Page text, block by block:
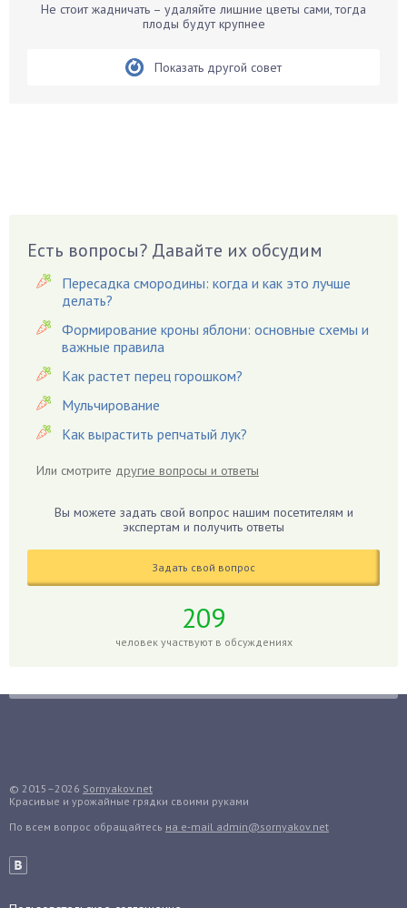
Бирючина
Вишня
Вредители
Гардения
Гацания
Гвоздики
Георгины
Герань
Гиацинт
Гиппеаструм
Годжи
Голубика
Гуава
Гузмания
Дайкон
Не стоит жадничать – удаляйте лишние цветы сами, тогда
плоды будут крупнее
Показать другой совет
Есть вопросы? Давайте их обсудим
Пересадка смородины: когда и как это лучше
делать?
Формирование кроны яблони: основные схемы и
важные правила
Как растет перец горошком?
Мульчирование
Как вырастить репчатый лук?
Или смотрите другие вопросы и ответы
Вы можете задать свой вопрос нашим посетителям и
экспертам и получить ответы
Задать свой вопрос
209
человек участвуют в обсуждениях
© 2015–2026 Sornyakov.net
Красивые и урожайные грядки своими руками
По всем вопрос обращайтесь на e-mail admin@sornyakov.net